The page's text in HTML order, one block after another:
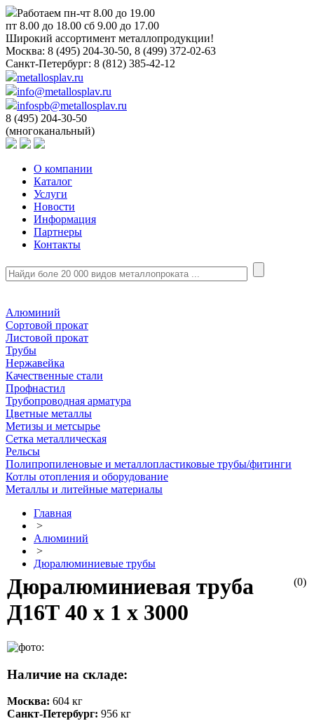
Работаем пн-чт 8.00 до 19.00
пт 8.00 до 18.00 сб 9.00 до 17.00
Широкий ассортимент металлопродукции!
Москва: 8 (495) 204-30-50, 8 (499) 372-02-63
Санкт-Петербург: 8 (812) 385-42-12
metallosplav.ru
info@metallosplav.ru
infospb@metallosplav.ru
8 (495) 204-30-50
(многоканальный)
О компании
Каталог
Услуги
Новости
Информация
Партнеры
Контакты
Алюминий
Сортовой прокат
Листовой прокат
Трубы
Нержавейка
Качественные стали
Профнастил
Трубопроводная арматура
Цветные металлы
Метизы и метсырье
Сетка металлическая
Рельсы
Полипропиленовые и металлопластиковые трубы/фитинги
Котлы отопления и оборудование
Металлы и литейные материалы
Главная
>
Алюминий
>
Дюралюминиевые трубы
(0)
Дюралюминиевая труба
Д16Т 40 х 1 х 3000
Наличие на складе:
Москва: 604 кг
Санкт-Петербург: 956 кг